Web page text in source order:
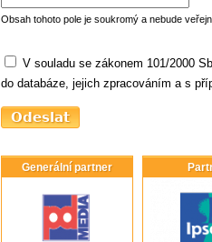
Obsah tohoto pole je soukromý a nebude
V souladu se zákonem 101/2000
do databáze, jejich zpracováním a s
Generální partner